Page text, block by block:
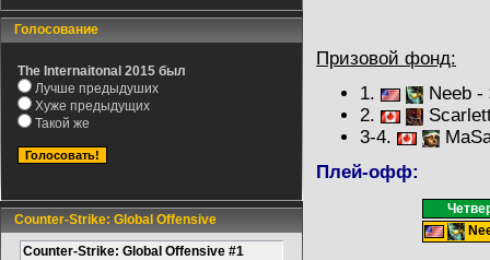
Голосование
The Internaitonal 2015 был
Лучше предыдуших
Хуже предыдущих
Такой же
Counter-Strike: Global Offensive
Counter-Strike: Global Offensive #1
Призовой фонд:
1.
Neeb -
2.
3-4.
Плей-офф: